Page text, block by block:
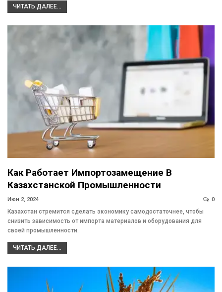
ЧИТАТЬ ДАЛЕЕ...
Как Работает Импортозамещение В
Казахстанской Промышленности
Июн 2, 2024 0
Казахстан стремится сделать экономику самодостаточнее, чтобы
снизить зависимость от импорта материалов и оборудования для
своей промышленности.
ЧИТАТЬ ДАЛЕЕ...